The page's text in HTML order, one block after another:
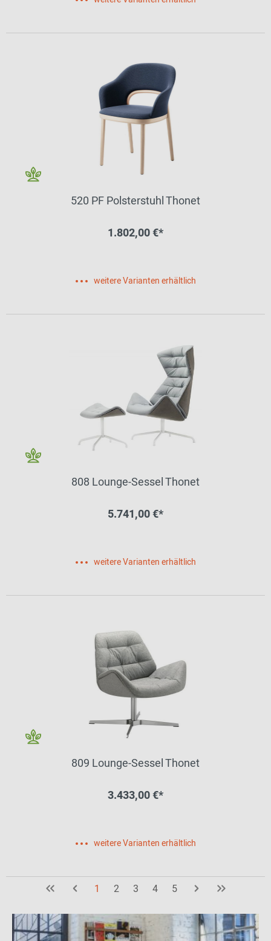
520 PF Polsterstuhl Thonet
1.802,00 €*
weitere Varianten erhältlich
808 Lounge-Sessel Thonet
5.741,00 €*
weitere Varianten erhältlich
809 Lounge-Sessel Thonet
3.433,00 €*
weitere Varianten erhältlich
1 2 3 4 5